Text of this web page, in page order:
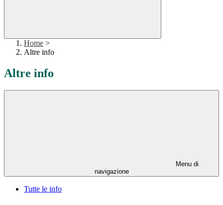
Home >
Altre info
Altre info
Menu di
navigazione
Tutte le info